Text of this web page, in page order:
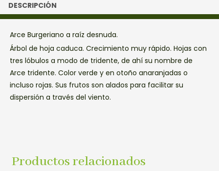
DESCRIPCIÓN
Arce Burgeriano a raíz desnuda.
Árbol de hoja caduca. Crecimiento muy rápido. Hojas con
tres lóbulos a modo de tridente, de ahí su nombre de
Arce tridente. Color verde y en otoño anaranjadas o
incluso rojas. Sus frutos son alados para facilitar su
dispersión a través del viento.
Productos relacionados